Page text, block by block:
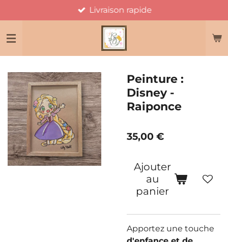
au
contenu
Livraison rapide
Peinture :
Disney -
Raiponce
35,00 €
Ajouter
au
panier
Apportez une touche